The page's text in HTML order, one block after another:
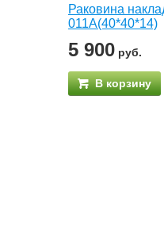
Раковина
011А(40*40*14)
5 900 руб.
В корзину